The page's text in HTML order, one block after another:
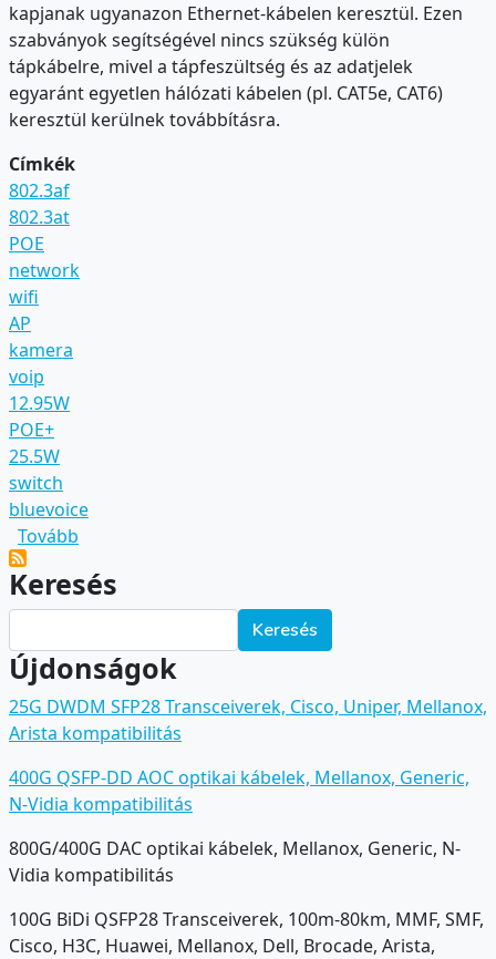
Keresés
Újdonságok
25G DWDM SFP28 Transceiverek, Cisco, Uniper, Mellanox,
Arista kompatibilitás
400G QSFP-DD AOC optikai kábelek, Mellanox, Generic,
N-Vidia kompatibilitás
800G/400G DAC optikai kábelek, Mellanox, Generic, N-
Vidia kompatibilitás
100G BiDi QSFP28 Transceiverek, 100m-80km, MMF, SMF,
Cisco, H3C, Huawei, Mellanox, Dell, Brocade, Arista,
kapjanak ugyanazon Ethernet-kábelen keresztül. Ezen
szabványok segítségével nincs szükség külön
tápkábelre, mivel a tápfeszültség és az adatjelek
egyaránt egyetlen hálózati kábelen (pl. CAT5e, CAT6)
keresztül kerülnek továbbításra.
Címkék
802.3af
802.3at
POE
network
wifi
AP
kamera
voip
12.95W
POE+
25.5W
switch
bluevoice
Tovább